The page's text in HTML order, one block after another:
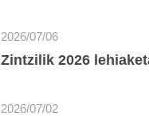
2026/07/06
Zintzilik 2026
2026/07/02